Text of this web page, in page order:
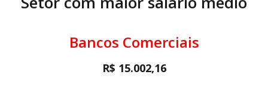
Bancos Comerciais
R$ 15.002,16